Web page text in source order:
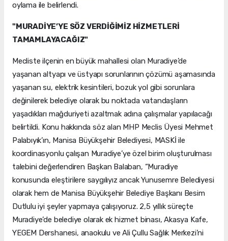
oylama ile belirlendi.
"MURADİYE’YE SÖZ VERDİĞİMİZ HİZMETLERİ
TAMAMLAYACAĞIZ"
Mecliste ilçenin en büyük mahallesi olan Muradiye’de
yaşanan altyapı ve üstyapı sorunlarının çözümü aşamasında
yaşanan su, elektrik kesintileri, bozuk yol gibi sorunlara
değinilerek belediye olarak bu noktada vatandaşların
yaşadıkları mağduriyeti azaltmak adına çalışmalar yapılacağı
belirtildi. Konu hakkında söz alan MHP Meclis Üyesi Mehmet
Palabıyık’ın, Manisa Büyükşehir Belediyesi, MASKİ ile
koordinasyonlu çalışan Muradiye’ye özel birim oluşturulması
talebini değerlendiren Başkan Balaban, “Muradiye
konusunda eleştirilere saygılıyız ancak Yunusemre Belediyesi
olarak hem de Manisa Büyükşehir Belediye Başkanı Besim
Dutlulu iyi şeyler yapmaya çalışıyoruz. 2,5 yıllık süreçte
Muradiye’de belediye olarak ek hizmet binası, Akasya Kafe,
YEGEM Dershanesi, anaokulu ve Ali Çullu Sağlık Merkezi’ni